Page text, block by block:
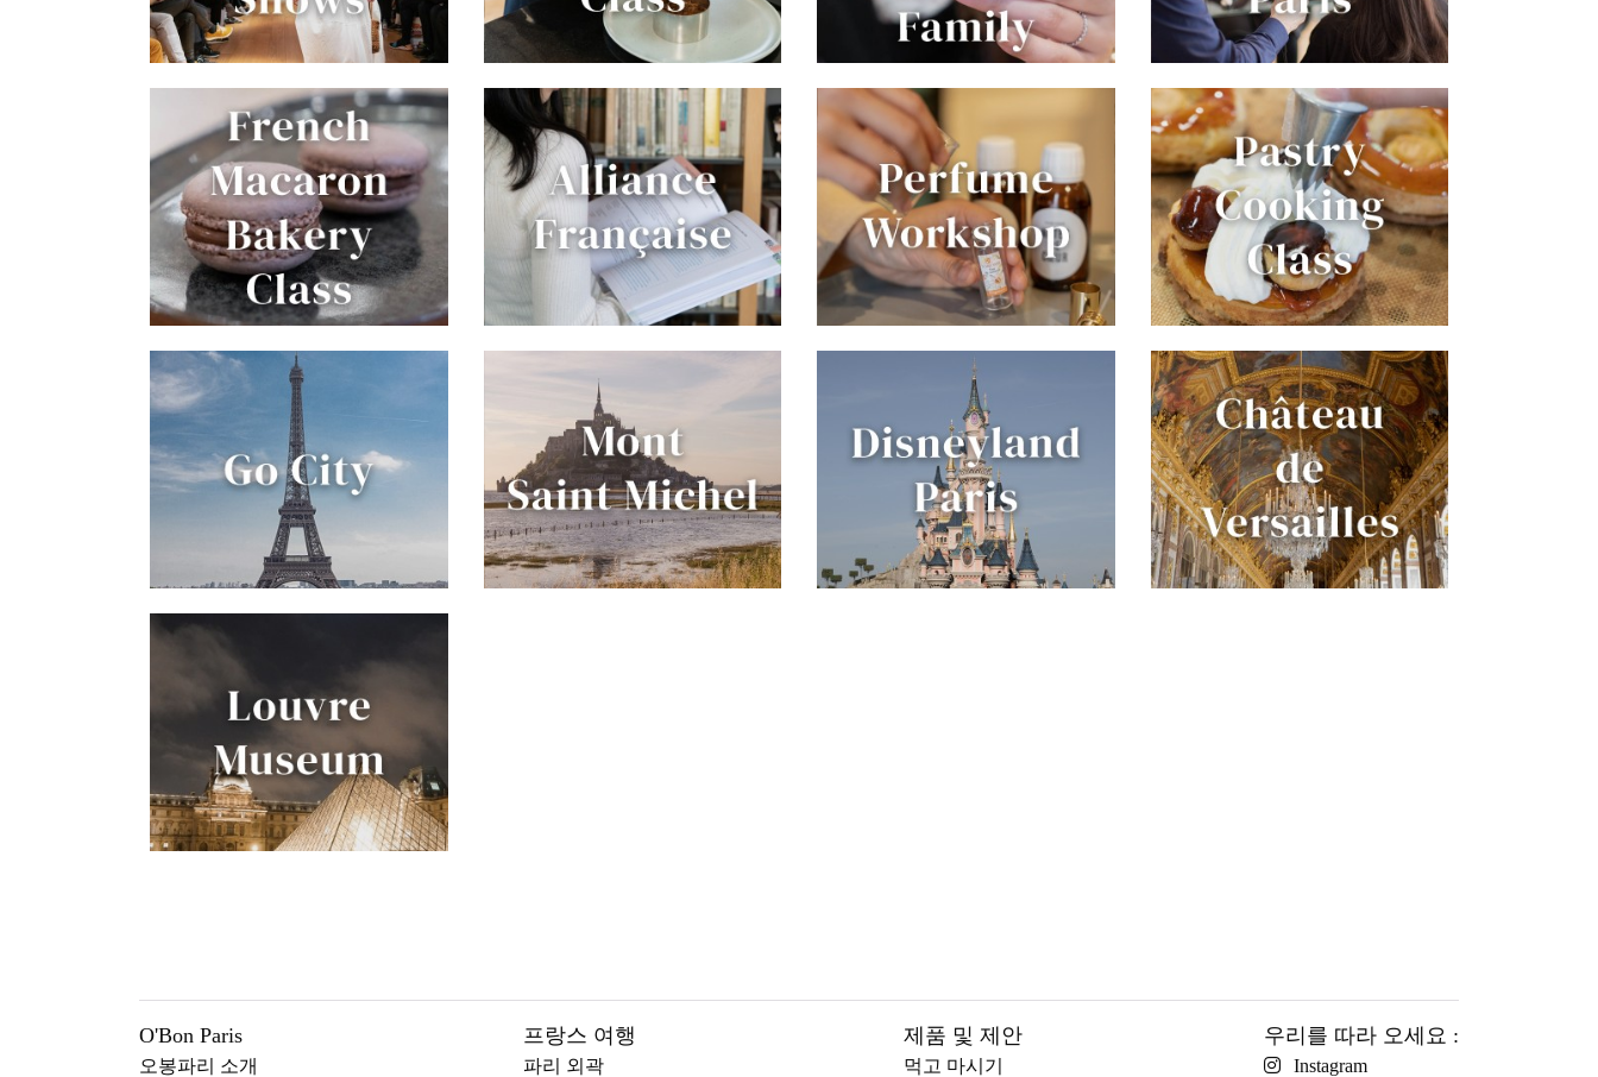
O'Bon Paris
오봉파리 소개
프랑스 여행
파리 외곽
제품 및 제안
먹고 마시기
우리를 따라 오세요 :
Instagram